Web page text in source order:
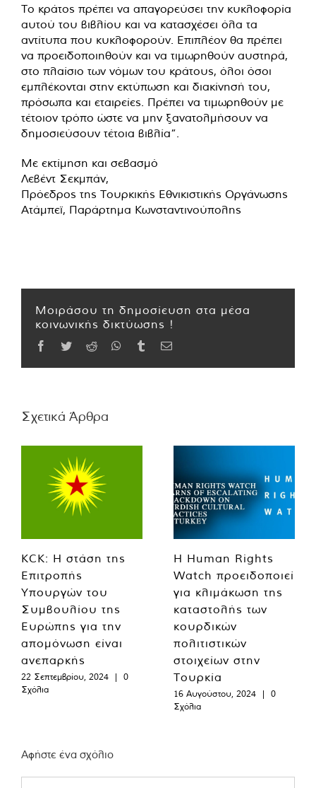
Το κράτος πρέπει να απαγορεύσει την κυκλοφορία
αυτού του βιβλίου και να κατασχέσει όλα τα
αντίτυπα που κυκλοφορούν. Επιπλέον θα πρέπει
να προειδοποιηθούν και να τιμωρηθούν αυστηρά,
στο πλαίσιο των νόμων του κράτους, όλοι όσοι
εμπλέκονται στην εκτύπωση και διακίνησή του,
πρόσωπα και εταιρείες. Πρέπει να τιμωρηθούν με
τέτοιον τρόπο ώστε να μην ξανατολμήσουν να
δημοσιεύσουν τέτοια βιβλία”.
Με εκτίμηση και σεβασμό
Λεβέντ Σεκμπάν,
Πρόεδρος της Τουρκικής Εθνικιστικής Οργάνωσης
Ατάμπεϊ, Παράρτημα Κωνσταντινούπολης
Μοιράσου τη δημοσίευση στα μέσα
κοινωνικής δικτύωσης !
Facebook
TwitterReddit WhatsApp
TumblrEmail
Σχετικά Άρθρα
KCK: Η στάση της
Επιτροπής
Υπουργών του
Συμβουλίου της
Ευρώπης για την
απομόνωση είναι
ανεπαρκής
22 Σεπτεμβρίου, 2024 |
0
Σχόλια
Η Human Rights
Watch προειδοποιεί
για κλιμάκωση της
καταστολής των
κουρδικών
πολιτιστικών
στοιχείων στην
Τουρκία
16 Αυγούστου, 2024 |
0
Σχόλια
Αφήστε ένα σχόλιο